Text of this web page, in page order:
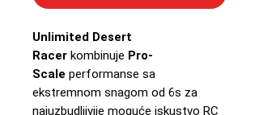
Unlimited Desert
Racer kombinuje Pro-
Scale performanse sa
ekstremnom snagom od 6s za
najuzbudljivije moguće iskustvo RC